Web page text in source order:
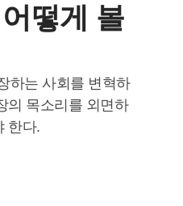
떻게 볼
하는 사회를 변혁하
의 목소리를 외면하
한다.